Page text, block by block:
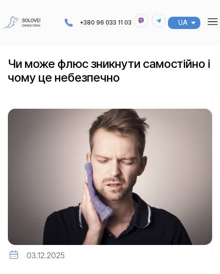
+380 96 033 11 03 UA
RU
Чи може флюс зникнути самостійно і
чому це небезпечно
03.12.2025